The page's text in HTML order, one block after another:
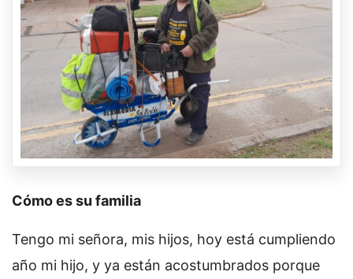
Cómo es su familia
Tengo mi señora, mis hijos, hoy está cumpliendo
año mi hijo, y ya están acostumbrados porque